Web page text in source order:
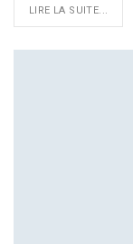
LIRE LA SUITE...